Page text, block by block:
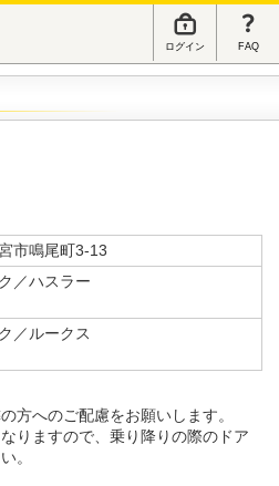
ログイン FAQ
市鳴尾町3-13
／ハスラー
／ルークス
方へのご配慮をお願いします。
りますので、乗り降りの際のドア
。